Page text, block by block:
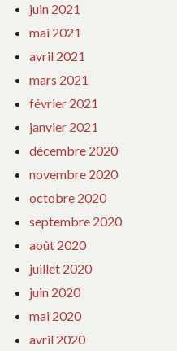
juin 2021
mai 2021
avril 2021
mars 2021
février 2021
janvier 2021
décembre 2020
novembre 2020
octobre 2020
septembre 2020
août 2020
juillet 2020
juin 2020
mai 2020
avril 2020